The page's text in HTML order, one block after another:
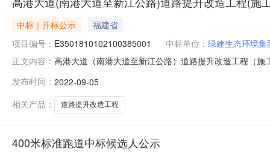
中标｜开标公示
福建省
项目编号： E3501810102100385001 中标单位： 绿建生态环境集
正文内容： 高港大道（南港大道至新江公路）道路提升改造工程（
造工程（施工）（项目名称）高港大道（南港大道至新
发布时间： 2022-09-05
相关产品：
道路提升改造工程
400米标准跑道中标候选人公示